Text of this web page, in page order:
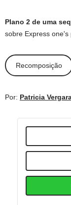
Plano 2 de uma
sobre Express
Recomposição
Por: Patricia